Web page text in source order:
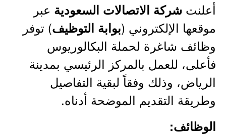
أعلنت شركة الاتصالات السعودية عبر
موقعها الإلكتروني (بوابة التوظيف) توفر
وظائف شاغرة لحملة البكالوريوس
فأعلى، للعمل بالمركز الرئيسي بمدينة
الرياض، وذلك وفقاً لبقية التفاصيل
وطريقة التقديم الموضحة أدناه.
الوظائف: